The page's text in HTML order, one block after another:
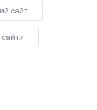
сайт
сайти